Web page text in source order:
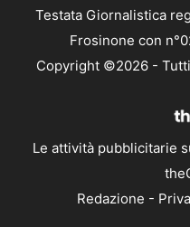
Testata Giornalistica
Frosinone con
Copyright ©2026 -
Le attività pubblicitarie
Redazione -